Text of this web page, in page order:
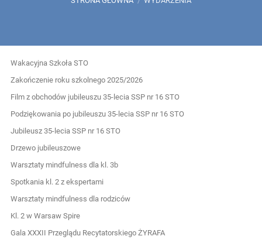
Wydarzenia
Wakacyjna Szkoła STO
Zakończenie roku szkolnego 2025/2026
Film z obchodów jubileuszu 35-lecia SSP nr 16 STO
Podziękowania po jubileuszu 35-lecia SSP nr 16 STO
Jubileusz 35-lecia SSP nr 16 STO
Drzewo jubileuszowe
Warsztaty mindfulness dla kl. 3b
Spotkania kl. 2 z ekspertami
Warsztaty mindfulness dla rodziców
Kl. 2 w Warsaw Spire
Gala XXXII Przeglądu Recytatorskiego ŻYRAFA